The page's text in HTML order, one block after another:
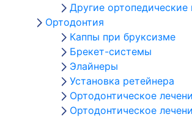
Другие ортопедические
Ортодонтия
Каппы при бруксизме
Брекет-системы
Элайнеры
Установка ретейнера
Ортодонтическое
Ортодонтическое